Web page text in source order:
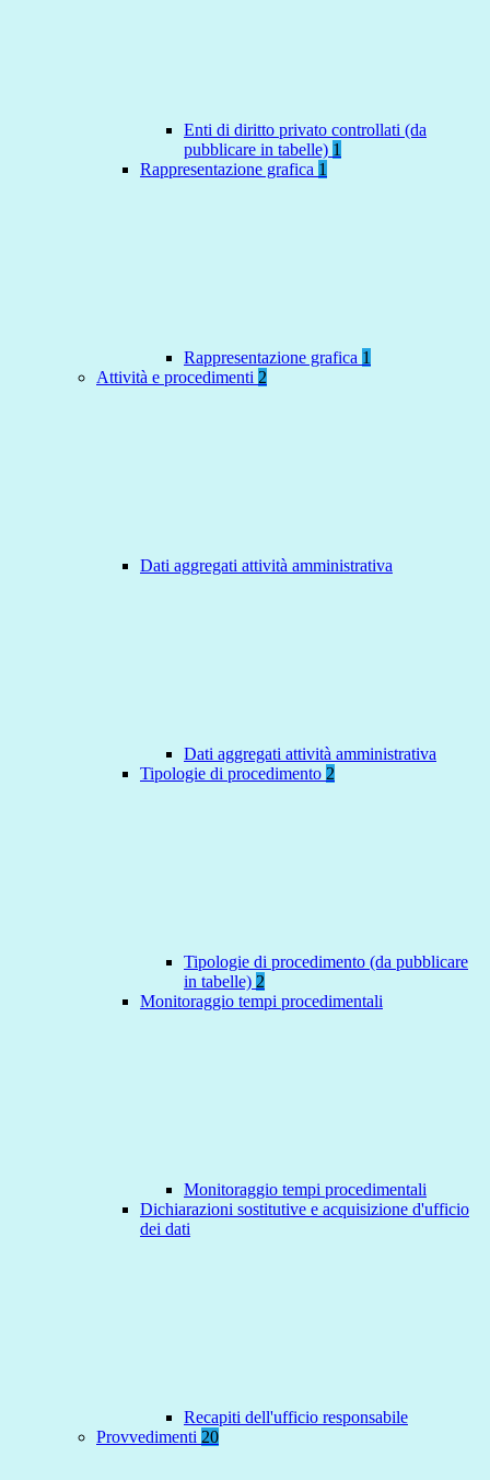
Enti di diritto privato controllati (da
pubblicare in tabelle) 1
Rappresentazione grafica 1
Rappresentazione grafica 1
Attività e procedimenti 2
Dati aggregati attività amministrativa
Dati aggregati attività amministrativa
Tipologie di procedimento 2
Tipologie di procedimento (da pubblicare
in tabelle) 2
Monitoraggio tempi procedimentali
Monitoraggio tempi procedimentali
Dichiarazioni sostitutive e acquisizione d'ufficio
dei dati
Recapiti dell'ufficio responsabile
Provvedimenti 20